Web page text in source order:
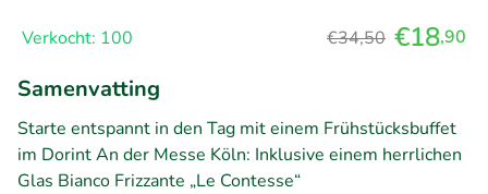
Verkocht: 100 €34,50 €18,90
Samenvatting
Starte entspannt in den Tag mit einem Frühstücksbuffet
im Dorint An der Messe Köln: Inklusive einem herrlichen
Glas Bianco Frizzante „Le Contesse“